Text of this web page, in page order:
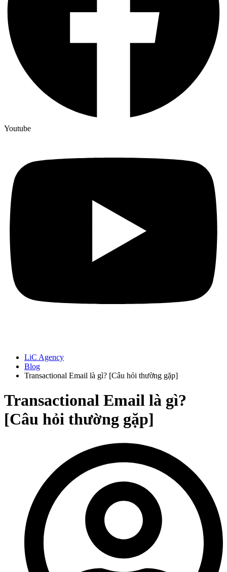
Youtube
LiC Agency
Blog
Transactional Email là gì? [Câu hỏi thường gặp]
Transactional Email là gì?
[Câu hỏi thường gặp]